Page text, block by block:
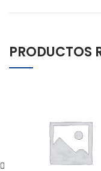
PRODUCTOS